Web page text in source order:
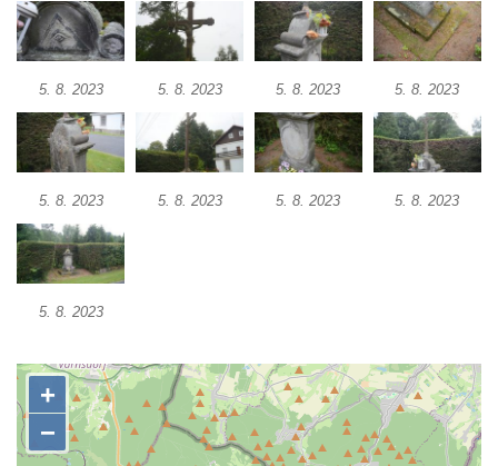
Kříž u Borských u domu čp. 859 v
Mikulášovicích
Kříž u Mikulášovického potoka poblíž
Mikovu v Mikulášovicích
Lissnerův kříž u domu čp. 39 v
Mikulášovicích
Hampelův kříž u bývalých kasáren v
35 v Mikulášovicích
Schneiderův kříž před domem čp. 55 v
Mikulášovicích
Kříž na Kostelní stezce v Mikulášovicích
5. 8. 2023 5. 8. 2023 5. 8. 2023 5. 8. 2023
5. 8. 2023 5. 8. 2023 5. 8. 2023 5. 8. 2023
5. 8. 2023